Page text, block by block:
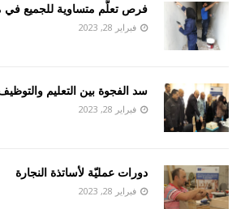
فرص تعلُّم متساوية للجميع في
فبراير 28, 2023
سد الفجوة بين التعليم
فبراير 28, 2023
دورات عمليّة لأساتذة النجارة
فبراير 28, 2023